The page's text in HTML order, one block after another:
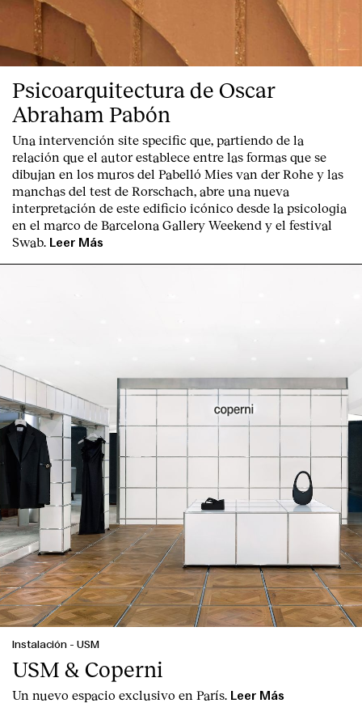
Psicoarquitectura de Oscar
Abraham Pabón
Una intervención site specific que, partiendo de la
relación que el autor establece entre las formas que se
dibujan en los muros del Pabelló Mies van der Rohe y las
manchas del test de Rorschach, abre una nueva
interpretación de este edificio icónico desde la psicologia
en el marco de Barcelona Gallery Weekend y el festival
Swab. Leer Más
Instalación - USM
USM & Coperni
Un nuevo espacio exclusivo en París. Leer Más